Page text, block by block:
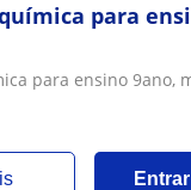
para
para ensino 9ano,